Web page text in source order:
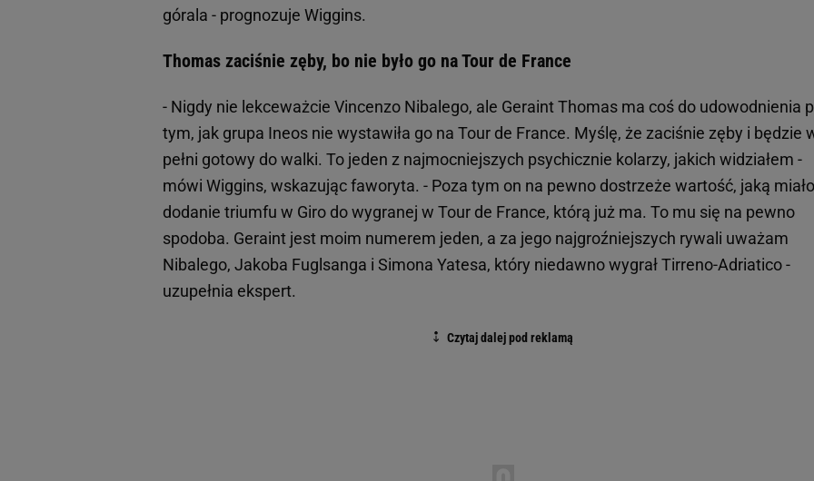
górala - prognozuje Wiggins.
Thomas zaciśnie zęby, bo nie było go na Tour de France
- Nigdy nie lekceważcie Vincenzo Nibalego, ale Geraint Thomas ma coś do udowodnienia
tym, jak grupa Ineos nie wystawiła go na Tour de France. Myślę, że zaciśnie zęby i będzie
pełni gotowy do walki. To jeden z najmocniejszych psychicznie kolarzy, jakich widziałem -
mówi Wiggins, wskazując faworyta. - Poza tym on na pewno dostrzeże wartość, jaką
dodanie triumfu w Giro do wygranej w Tour de France, którą już ma. To mu się na pewno
spodoba. Geraint jest moim numerem jeden, a za jego najgroźniejszych rywali uważam
Nibalego, Jakoba Fuglsanga i Simona Yatesa, który niedawno wygrał Tirreno-Adriatico -
uzupełnia ekspert.